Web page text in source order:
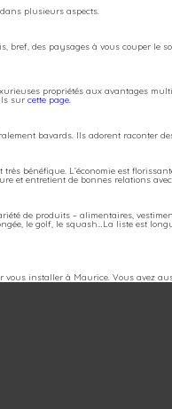
plusieurs aspects.
bref, des paysages à vous couper
propriétés aux avantages
sur cette page.
bavards. Ils adorent raconter
très bénéfique. L’économie est
et entretient de bonnes relations
de produits – alimentaires,
le golf, le squash…La liste est
installer à Maurice. Vous avez